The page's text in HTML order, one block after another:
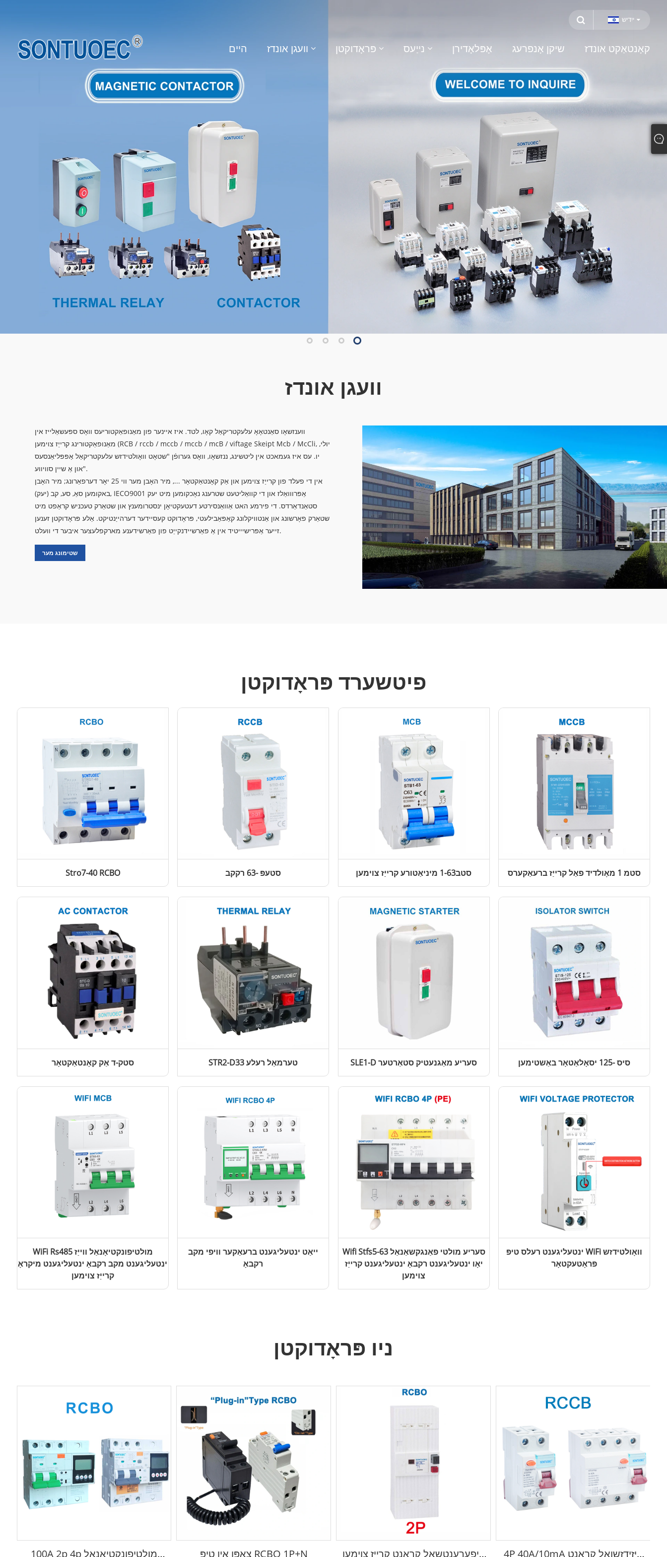
ייִדיש
היים וועגן אונדז פּראָדוקטן נייַעס אָפּלאָדירן שיקן אָנפרעג קאָנטאַקט אונדז
וועגן אונדז
ווענזשאָו סאַנטאָאָ עלעקטריקאַל קאָו, לטד. איז איינער פון מאַנופאַקטוריעס וואָס ספּעשאַלייז אין
מאַנופאַקטורינג קרייַז צוימען (RCB / rccb / mccb / mccb / mcB / viftage Skeipt Mcb / McCli, יולי,
יו. עס איז געמאכט אין ליטשינג, ננזשאָו, וואָס גערופֿן "שטאָט וואָולטידזש עלעקטריקאַל אַפּפּליאַנסעס
"און אַ שיין סוויווע.
אין די פעלד פון קרייַז צוימען און אַק קאָנטאַקטאָר ..., מיר האָבן מער ווי 25 יאָר דערפאַרונג; מיר האָבן
באקומען סאַ, סע, קב (יעק), IECO9001 אַפּרווואַלז און די קוואַליטעט שטרענג נאָכקומען מיט יעק
סטאַנדאַרדס. די פירמע האט אַוואַנסירטע דעטעקטיאָן ינסטרומענץ און שטאַרק טעכניש קראַפט מיט
שטאַרק פאָרשונג און אַנטוויקלונג קאַפּאַבילעטי, פּראָדוקט קעסיידער דערהייַנטיקט. אַלע פּראָדוקטן זענען
זייער אַפּרישיייטיד אין אַ פאַרשיידנקייַט פון פאַרשידענע מארקפלעצער איבער די וועלט.
שטימונג מער
פיטשערד פּראָדוקטן
Stro7-40 RCBO סטעפּ -63 רקקב סטב1-63 מיניאַטורע קרייַז צוימען סטמ 1 מאָולדיד פאַל קרייַז ברעאַקערס
סטק-ד אַק קאָנטאַקטאָר STR2-D33 טערמאַל רעלע SLE1-D סעריע מאַגנעטיק סטאַרטער סיס -125 יסאָלאַטאָר באַשטימען
WiFi Rs485 מולטיפונקטיאָנאַל ווייַז
ינטעליגענט מקב רקבאָ ינטעליגענט מיקראָ
קרייַז צוימען
ייאַט ינטעליגענט ברעאַקער וויפי מקב
רקבאָ
Wifi Stfs5-63 סעריע מולטי פאַנגקשאַנאַל
יאָו ינטעליגענט רקבאָ ינטעליגענט קרייַז
צוימען
ינטעליגענט רעלס טיפּ WiFi וואָולטידזש
פּראָטעקטאָר
ניו פּראָדוקטן
100A 2p 4p מולטיפונקטיאָנאַל
צאַפּן אין טיפּ RCBO 1P+N
דיפערענטשאַל קראַנט קרייַז צוימען
4P 40A/10mA ריזידזשואַל קראַנט